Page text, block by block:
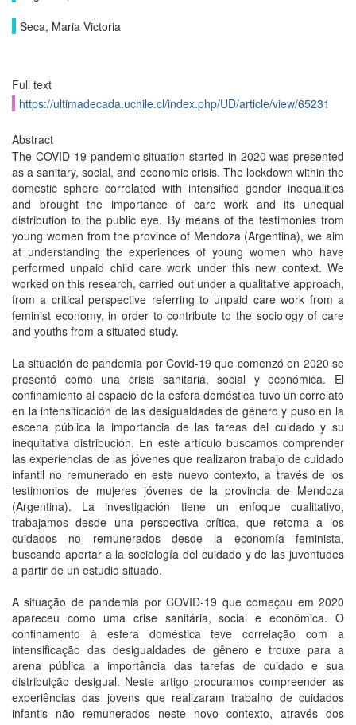
Seca, Maria Victoria
Full text
https://ultimadecada.uchile.cl/index.php/UD/article/view/65231
Abstract
The COVID-19 pandemic situation started in 2020 was presented
as a sanitary, social, and economic crisis. The lockdown within the
domestic sphere correlated with intensified gender inequalities
and brought the importance of care work and its unequal
distribution to the public eye. By means of the testimonies from
young women from the province of Mendoza (Argentina), we aim
at understanding the experiences of young women who have
performed unpaid child care work under this new context. We
worked on this research, carried out under a qualitative approach,
from a critical perspective referring to unpaid care work from a
feminist economy, in order to contribute to the sociology of care
and youths from a situated study.
La situación de pandemia por Covid-19 que comenzó en 2020 se
presentó como una crisis sanitaria, social y económica. El
confinamiento al espacio de la esfera doméstica tuvo un correlato
en la intensificación de las desigualdades de género y puso en la
escena pública la importancia de las tareas del cuidado y su
inequitativa distribución. En este artículo buscamos comprender
las experiencias de las jóvenes que realizaron trabajo de cuidado
infantil no remunerado en este nuevo contexto, a través de los
testimonios de mujeres jóvenes de la provincia de Mendoza
(Argentina). La investigación tiene un enfoque cualitativo,
trabajamos desde una perspectiva crítica, que retoma a los
cuidados no remunerados desde la economía feminista,
buscando aportar a la sociología del cuidado y de las juventudes
a partir de un estudio situado.
A situação de pandemia por COVID-19 que começou em 2020
apareceu como uma crise sanitária, social e econômica. O
confinamento à esfera doméstica teve correlação com a
intensificação das desigualdades de gênero e trouxe para a
arena pública a importância das tarefas de cuidado e sua
distribuição desigual. Neste artigo procuramos compreender as
experiências das jovens que realizaram trabalho de cuidados
infantis não remunerados neste novo contexto, através dos